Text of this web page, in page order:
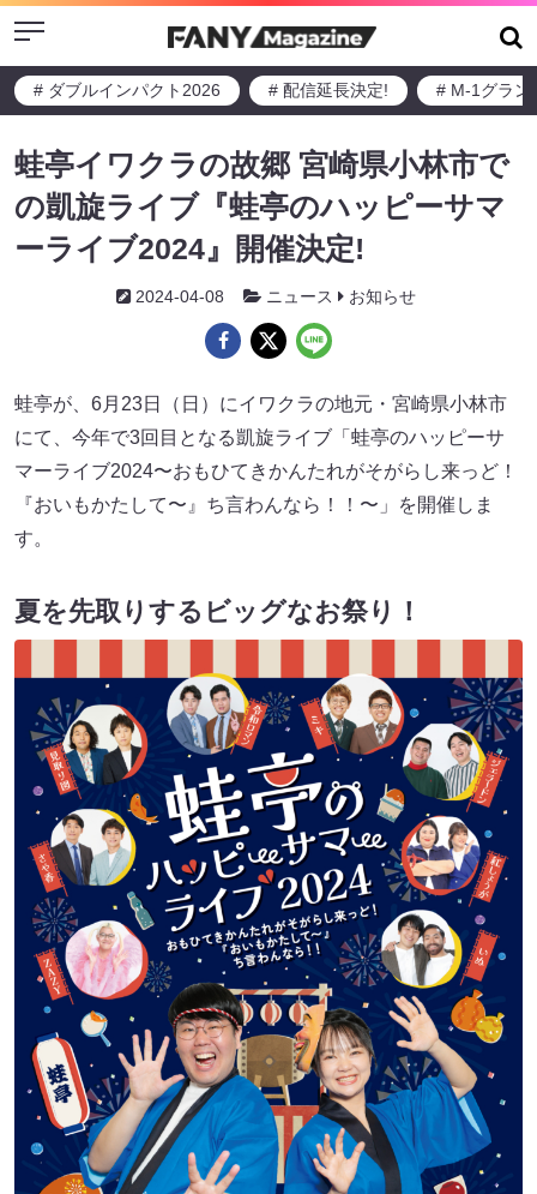
Menu
# ダブルインパクト2026 # 配信延長決定! # M-1グラン
蛙亭イワクラの故郷 宮崎県小林市で
の凱旋ライブ『蛙亭のハッピーサマ
ーライブ2024』開催決定!
2024-04-08 ニュース お知らせ
蛙亭が、6月23日（日）にイワクラの地元・宮崎県小林市
にて、今年で3回目となる凱旋ライブ「蛙亭のハッピーサ
マーライブ2024〜おもひてきかんたれがそがらし来っど！
『おいもかたして〜』ち言わんなら！！〜」を開催しま
す。
夏を先取りするビッグなお祭り！